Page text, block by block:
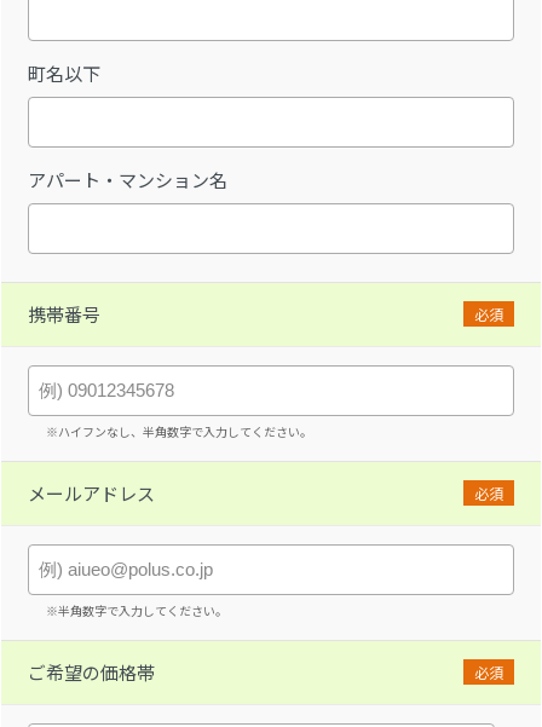
町名以下
アパート・マンション名
携帯番号 必須
※ハイフンなし、半角数字で入力してください。
メールアドレス 必須
※半角数字で入力してください。
ご希望の価格帯 必須